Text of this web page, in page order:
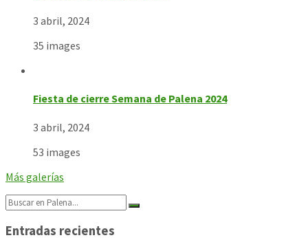
3 abril, 2024
35 images
Fiesta de cierre Semana de Palena 2024
3 abril, 2024
53 images
Más galerías
Search:
Entradas recientes